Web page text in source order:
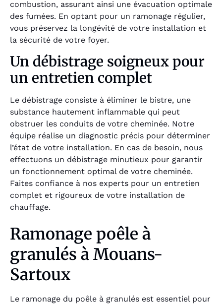
combustion, assurant ainsi une évacuation optimale
des fumées. En optant pour un ramonage régulier,
vous préservez la longévité de votre installation et
la sécurité de votre foyer.
Un débistrage soigneux pour
un entretien complet
Le débistrage consiste à éliminer le bistre, une
substance hautement inflammable qui peut
obstruer les conduits de votre cheminée. Notre
équipe réalise un diagnostic précis pour déterminer
l’état de votre installation. En cas de besoin, nous
effectuons un débistrage minutieux pour garantir
un fonctionnement optimal de votre cheminée.
Faites confiance à nos experts pour un entretien
complet et rigoureux de votre installation de
chauffage.
Ramonage poêle à
granulés à Mouans-
Sartoux
Le ramonage du poêle à granulés est essentiel pour